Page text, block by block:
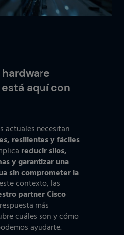
aquí con
actuales necesitan
resilientes y fáciles
reducir silos,
y garantizar una
sin comprometer la
contexto, las
partner Cisco
más
cuáles son y cómo
ayudarte.